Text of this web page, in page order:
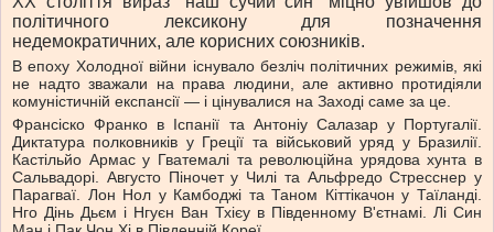
політичного лексикону для позначення
недемократичних, але корисних союзників.
В епоху Холодної війни існувало безліч політичних режимів, які
не надто зважали на права людини, але активно протидіяли
комуністичній експансії — і цінувалися на Заході саме за це.
Франсіско Франко в Іспанії та Антоніу Салазар у Португалії.
Диктатура полковників у Греції та військовий уряд у Бразилії.
Кастільйо Армас у Гватемалі та революційна урядова хунта в
Сальвадорі. Августо Піночет у Чилі та Альфредо Стресснер у
Парагваї. Лон Нол у Камбоджі та Таном Кіттікачон у Таїланді.
Нго Дінь Дьєм і Нгуєн Ван Тхієу в Південному В'єтнамі. Лі Син